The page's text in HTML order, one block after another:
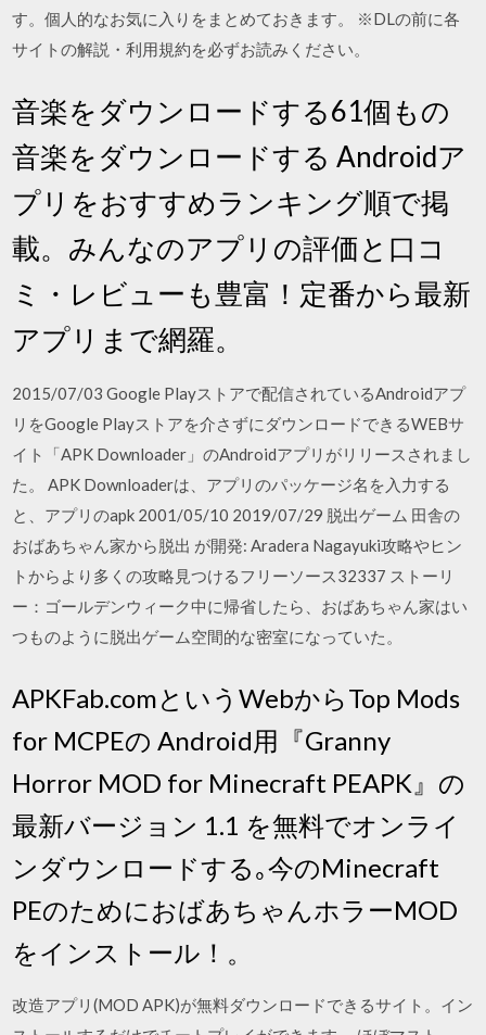
す。個人的なお気に入りをまとめておきます。 ※DLの前に各
サイトの解説・利用規約を必ずお読みください。
音楽をダウンロードする61個もの
音楽をダウンロードする Androidア
プリをおすすめランキング順で掲
載。みんなのアプリの評価と口コ
ミ・レビューも豊富！定番から最新
アプリまで網羅。
2015/07/03 Google Playストアで配信されているAndroidアプ
リをGoogle Playストアを介さずにダウンロードできるWEBサ
イト「APK Downloader」のAndroidアプリがリリースされまし
た。 APK Downloaderは、アプリのパッケージ名を入力する
と、アプリのapk 2001/05/10 2019/07/29 脱出ゲーム 田舎の
おばあちゃん家から脱出 が開発: Aradera Nagayuki攻略やヒン
トからより多くの攻略見つけるフリーソース32337 ストーリ
ー：ゴールデンウィーク中に帰省したら、おばあちゃん家はい
つものように脱出ゲーム空間的な密室になっていた。
APKFab.comというWebからTop Mods
for MCPEの Android用『Granny
Horror MOD for Minecraft PEAPK』の
最新バージョン 1.1 を無料でオンライ
ンダウンロードする｡今のMinecraft
PEのためにおばあちゃんホラーMOD
をインストール！。
改造アプリ(MOD APK)が無料ダウンロードできるサイト。イン